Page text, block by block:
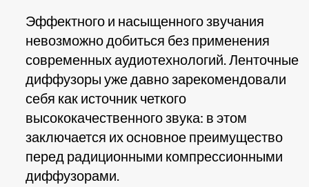
Эффектного и насыщенного звучания
невозможно добиться без применения
современных аудиотехнологий. Ленточные
диффузоры уже давно зарекомендовали
себя как источник четкого
высококачественного звука: в этом
заключается их основное преимущество
перед радиционными компрессионными
диффузорами.